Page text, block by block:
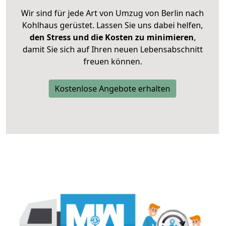
Wir sind für jede Art von Umzug von Berlin nach
Kohlhaus gerüstet. Lassen Sie uns dabei helfen,
den Stress und die Kosten zu minimieren,
damit Sie sich auf Ihren neuen Lebensabschnitt
freuen können.
Kostenlose Angebote erhalten